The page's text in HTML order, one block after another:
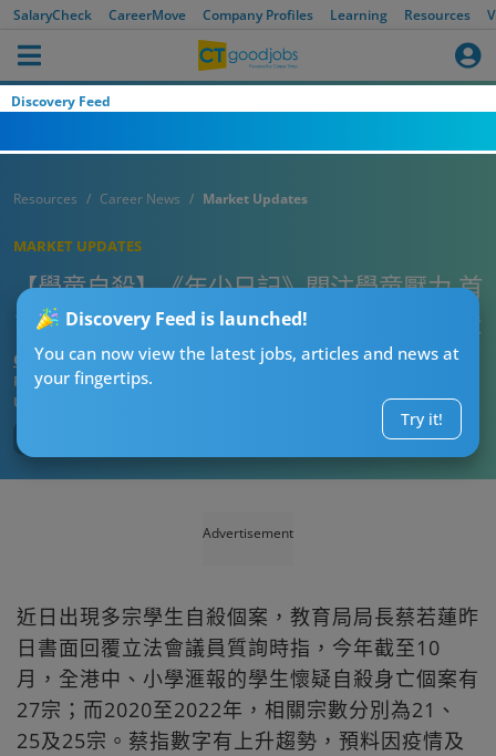
SalaryCheck CareerMove Company Profiles Learning Resources
Discovery Feed
Discovery Feed is launched!
You can now view the latest jobs, articles and news at
your fingertips.
Try it!
Resources Career News Market Updates
MARKET UPDATES
【學童自殺】《年少日記》關注學童壓力 首
10月共27名學生自殺亡 政府設3層機制支援
CTgoodjobs’ Editor
Published:2023-11-23
Updated:
Advertisement
近日出現多宗學生自殺個案，教育局局長蔡若蓮昨
日書面回覆立法會議員質詢時指，今年截至10
月，全港中、小學滙報的學生懷疑自殺身亡個案有
27宗；而2020至2022年，相關宗數分別為21、
25及25宗。蔡指數字有上升趨勢，預料因疫情及